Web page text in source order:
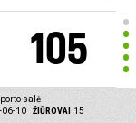
105
salė
06-10 ŽIŪROVAI 15